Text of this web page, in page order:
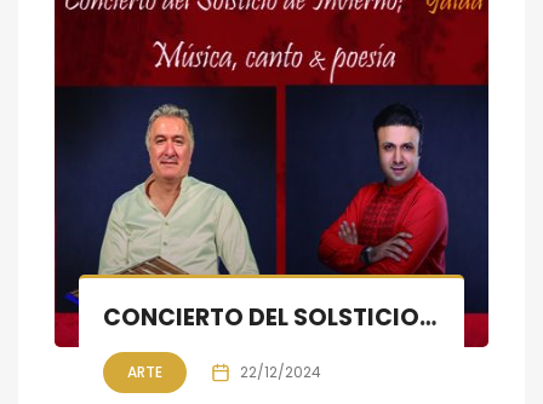
CONCIERTO DEL SOLSTICIO DE INVIERNO
ARTE 22/12/2024